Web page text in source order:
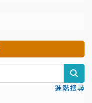
進階搜尋